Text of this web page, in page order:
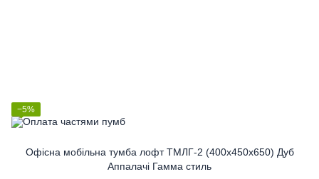
−5%
Офісна мобільна тумба лофт ТМЛГ-2 (400x450x650) Дуб
Аппалачі Гамма стиль